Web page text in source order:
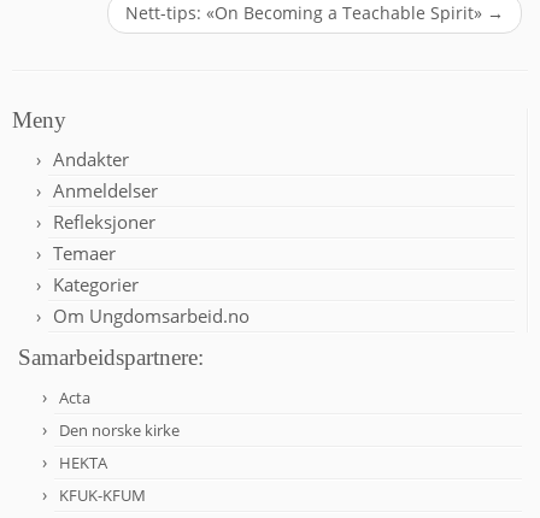
Nett-tips: «On Becoming a Teachable Spirit» →
Meny
Andakter
Anmeldelser
Refleksjoner
Temaer
Kategorier
Om Ungdomsarbeid.no
Samarbeidspartnere:
Acta
Den norske kirke
HEKTA
KFUK-KFUM